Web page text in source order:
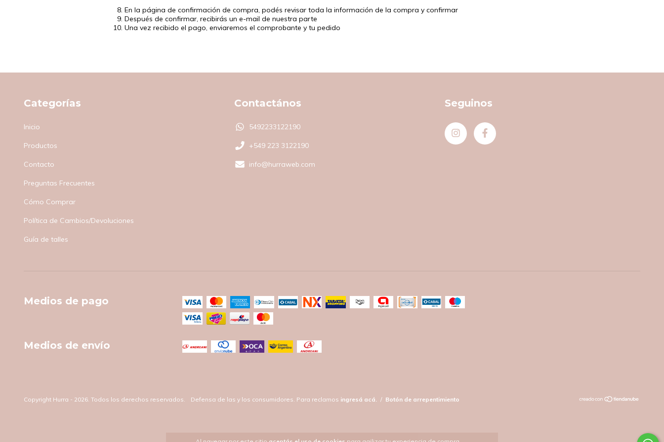
En la página de confirmación de compra, podés revisar toda la información de la compra y confirmar
Después de confirmar, recibirás un e-mail de nuestra parte
Una vez recibido el pago, enviaremos el comprobante y tu pedido
Categorías
Inicio
Productos
Contacto
Preguntas Frecuentes
Cómo Comprar
Política de Cambios/Devoluciones
Guía de talles
Contactános
5492233122190
+549 223 3122190
info@hurraweb.com
Seguinos
Medios de pago
Medios de envío
Copyright Hurra - 2026. Todos los derechos reservados. Defensa de las y los consumidores. Para reclamos ingresá acá. / Botón de arrepentimiento